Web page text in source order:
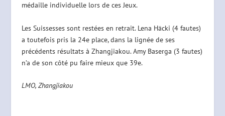
médaille individuelle lors de ces Jeux.
Les Suissesses sont restées en retrait. Lena Häcki (4 fautes)
a toutefois pris la 24e place, dans la lignée de ses
précédents résultats à Zhangjiakou. Amy Baserga (3 fautes)
n’a de son côté pu faire mieux que 39e.
LMO, Zhangjiakou